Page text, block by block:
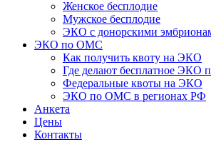
Женское бесплодие
Мужское бесплодие
ЭКО с донорскими
ЭКО по ОМС
Как получить квоту на ЭКО
Где делают бесплатное ЭКО
Федеральные квоты на ЭКО
ЭКО по ОМС в регионах РФ
Анкета
Цены
Контакты